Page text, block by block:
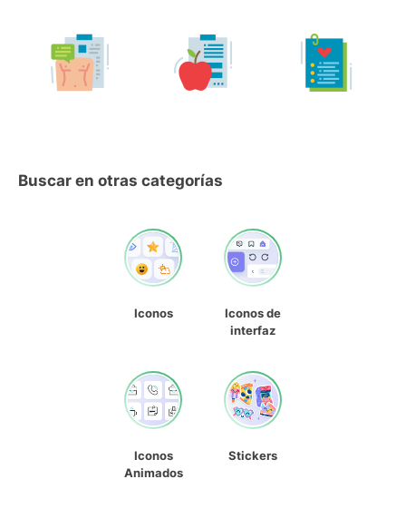
Buscar en otras categorías
Iconos
Iconos de
interfaz
Iconos
Animados
Stickers